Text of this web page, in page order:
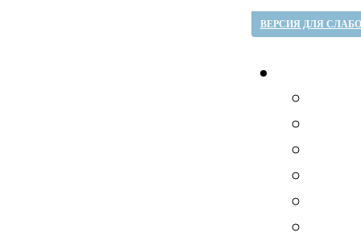
ВЕРСИЯ ДЛЯ